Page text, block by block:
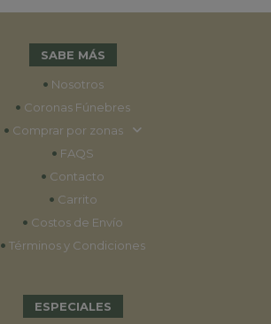
SABE MÁS
• Nosotros
• Coronas Fúnebres
• Comprar por zonas
• FAQS
• Contacto
• Carrito
• Costos de Envío
• Términos y Condiciones
ESPECIALES